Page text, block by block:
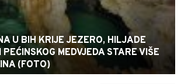
U BIH KRIJE JEZERO, HILJADE
MEDVJEDA STARE VIŠE
(FOTO)